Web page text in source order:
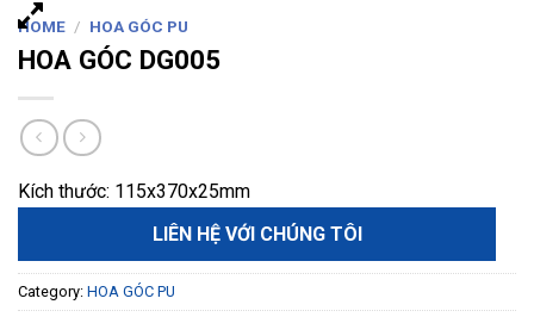
HOME / HOA GÓC PU
HOA GÓC DG005
Kích thước: 115x370x25mm
LIÊN HỆ VỚI CHÚNG TÔI
Category: HOA GÓC PU